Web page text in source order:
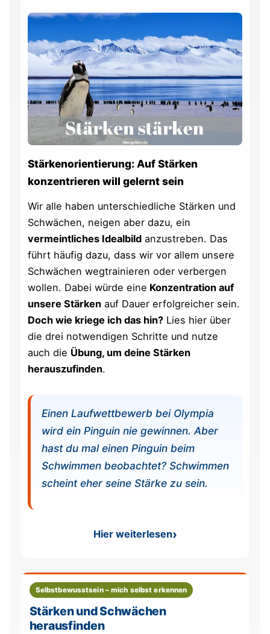
Stärkenorientierung: Auf Stärken
konzentrieren will gelernt sein
Wir alle haben unterschiedliche Stärken und
Schwächen, neigen aber dazu, ein
vermeintliches Idealbild anzustreben. Das
führt häufig dazu, dass wir vor allem unsere
Schwächen wegtrainieren oder verbergen
wollen. Dabei würde eine Konzentration auf
unsere Stärken auf Dauer erfolgreicher sein.
Doch wie kriege ich das hin? Lies hier über
die drei notwendigen Schritte und nutze
auch die Übung, um deine Stärken
herauszufinden.
Einen Laufwettbewerb bei Olympia
wird ein Pinguin nie gewinnen. Aber
hast du mal einen Pinguin beim
Schwimmen beobachtet? Schwimmen
scheint eher seine Stärke zu sein.
Hier weiterlesen: Stärkenorientierung –
Selbstbewusstsein – mich selbst erkennen
Stärken und Schwächen
herausfinden